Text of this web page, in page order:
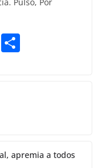
a
m
Pulso, Por
T
apremia a todos